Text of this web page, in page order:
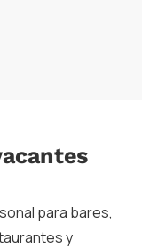
para bares,
y